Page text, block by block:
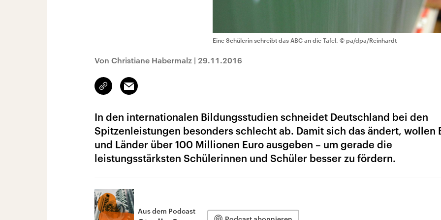
Eine Schülerin schreibt das ABC an die Tafel. © pa/dpa/Reinhardt
Von Christiane Habermalz | 29.11.2016
Link
kopieren/teilen
Email
In den internationalen Bildungsstudien schneidet Deutschland bei den
Spitzenleistungen besonders schlecht ab. Damit sich das ändert, wollen
und Länder über 100 Millionen Euro ausgeben – um gerade die
leistungsstärksten Schülerinnen und Schüler besser zu fördern.
Aus dem Podcast